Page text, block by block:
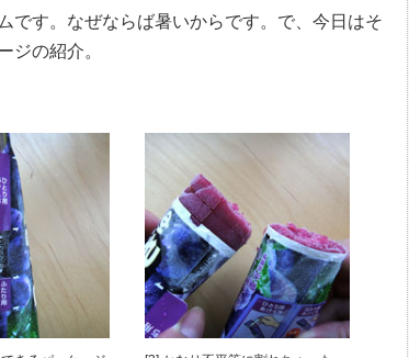
です。なぜならば暑いからです。で、今日はそ
ジの紹介。